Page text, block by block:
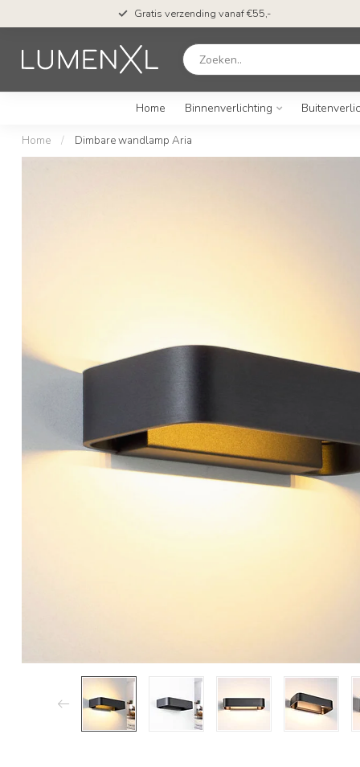
Gratis verzending vanaf €55,-
Home Binnenverlichting
Home / Dimbare wandlamp Aria